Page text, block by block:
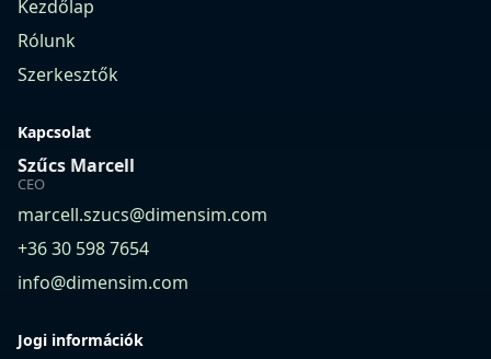
Kezdőlap
Rólunk
Szerkesztők
Kapcsolat
Szűcs Marcell
CEO
marcell.szucs@dimensim.com
+36 30 598 7654
info@dimensim.com
Jogi információk